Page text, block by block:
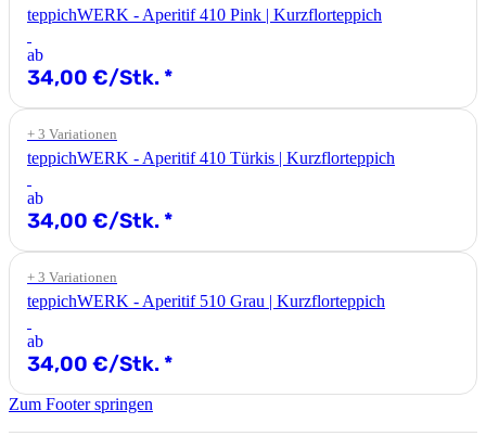
teppichWERK - Aperitif 410 Pink | Kurzflorteppich
ab
34,00 €/Stk. *
+ 3 Variationen
teppichWERK - Aperitif 410 Türkis | Kurzflorteppich
ab
34,00 €/Stk. *
+ 3 Variationen
teppichWERK - Aperitif 510 Grau | Kurzflorteppich
ab
34,00 €/Stk. *
Zum Footer springen